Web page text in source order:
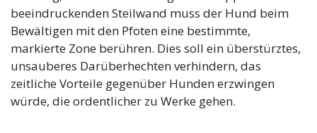
beeindruckenden Steilwand muss der Hund beim
Bewältigen mit den Pfoten eine bestimmte,
markierte Zone berühren. Dies soll ein überstürztes,
unsauberes Darüberhechten verhindern, das
zeitliche Vorteile gegenüber Hunden erzwingen
würde, die ordentlicher zu Werke gehen.